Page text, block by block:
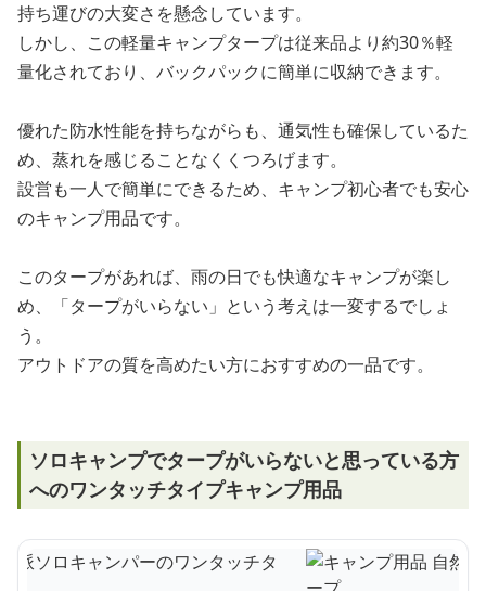
持ち運びの大変さを懸念しています。
しかし、この軽量キャンプタープは従来品より約30％軽
量化されており、バックパックに簡単に収納できます。
優れた防水性能を持ちながらも、通気性も確保しているた
め、蒸れを感じることなくくつろげます。
設営も一人で簡単にできるため、キャンプ初心者でも安心
のキャンプ用品です。
このタープがあれば、雨の日でも快適なキャンプが楽し
め、「タープがいらない」という考えは一変するでしょ
う。
アウトドアの質を高めたい方におすすめの一品です。
ソロキャンプでタープがいらないと思っている方
へのワンタッチタイプキャンプ用品